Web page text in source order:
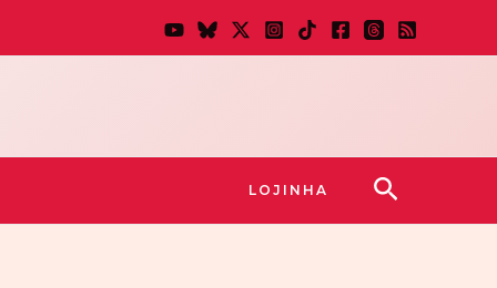
LOJINHA Pesquisar